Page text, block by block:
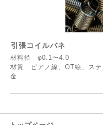
引張コイルバネ
材料径 φ0.1〜4.0
材質 ピアノ線、OT線、ステ
金